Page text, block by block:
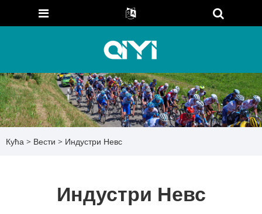
Кућа > Вести > Индустри Невс
Индустри Невс